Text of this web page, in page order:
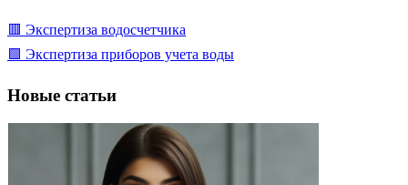
🟥 Экспертиза водосчетчика
🟩 Экспертиза приборов учета воды
Новые статьи